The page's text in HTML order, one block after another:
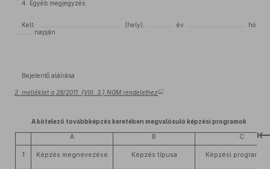
4. Egyéb megjegyzés:
Kelt: ............................................. (hely), ............. év ............................... hó
.......... napján.
Bejelentő aláírása
2. melléklet a 28/2011. (VIII. 3.) NGM rendelethez67
A kötelező továbbképzés keretében megvalósuló képzési programok
A B C
1 Képzés megnevezése Képzés típusa Képzési program